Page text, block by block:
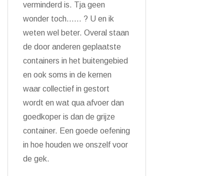
verminderd is. Tja geen
wonder toch…… ? U en ik
weten wel beter. Overal staan
de door anderen geplaatste
containers in het buitengebied
en ook soms in de kernen
waar collectief in gestort
wordt en wat qua afvoer dan
goedkoper is dan de grijze
container. Een goede oefening
in hoe houden we onszelf voor
de gek.